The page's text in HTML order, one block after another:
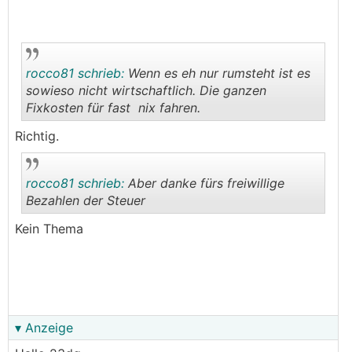
rocco81 schrieb: Wenn es eh nur rumsteht ist es
sowieso nicht wirtschaftlich. Die ganzen
Fixkosten für fast nix fahren.
Richtig.
rocco81 schrieb: Aber danke fürs freiwillige
Bezahlen der Steuer
Kein Thema
▾ Anzeige